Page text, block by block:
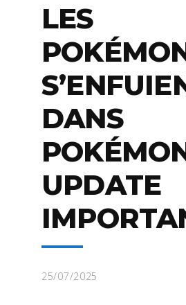
LES
DANS
UPDATE
25/07/2025